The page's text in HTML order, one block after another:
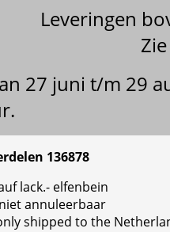
Leveringen
Zie
27 juni t/m 29
136878
lack.- elfenbein
annuleerbaar
shipped to the